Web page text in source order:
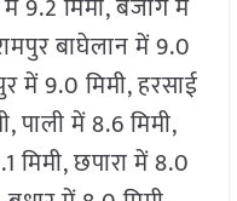
9.2 मिमी, बजाग में
बाघेलान में 9.0
में 9.0 मिमी, हरसाई
पाली में 8.6 मिमी,
मिमी, छपारा में 8.0